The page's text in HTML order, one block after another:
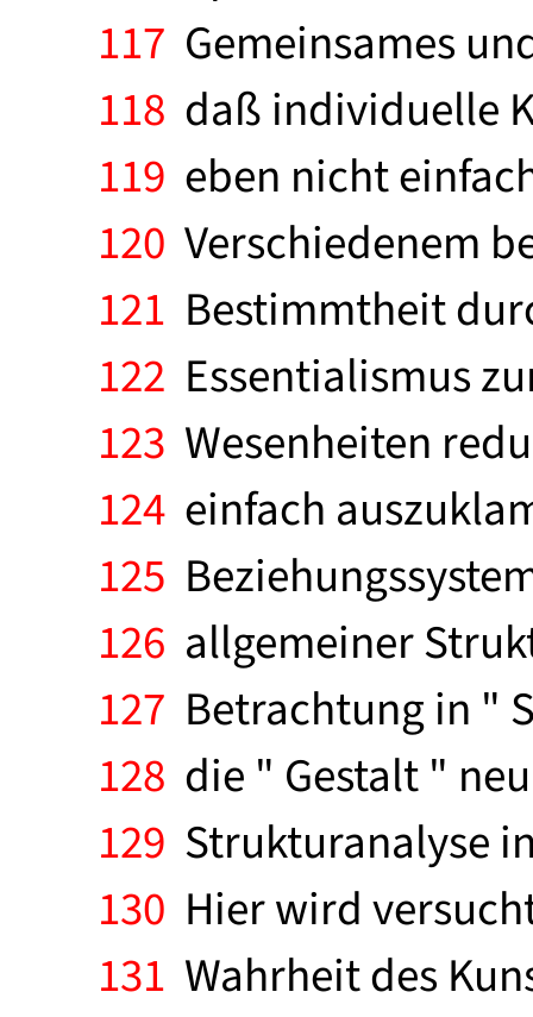
117 Gemeinsames
118 daß individuelle
119 eben nicht
120 Verschiedenem
121 Bestimmtheit
122 Essentialismus
123 Wesenheiten
124 einfach
125
126 allgemeiner
127 Betrachtung in "
128 die " Gestalt "
129 Strukturanalyse
130 Hier wird
131 Wahrheit des